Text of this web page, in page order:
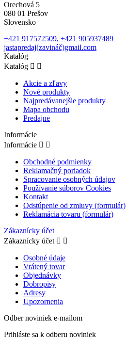
Orechová 5
080 01 Prešov
Slovensko
+421 917572509, +421 905937489
jastapredaj(zavináč)gmail.com
Katalóg
Katalóg  
Akcie a zľavy
Nové produkty
Najpredávanejšie produkty
Mapa obchodu
Predajne
Informácie
Informácie  
Obchodné podmienky
Reklamačný poriadok
Spracovanie osobných údajov
Používanie súborov Cookies
Kontakt
Odstúpenie od zmluvy (formulár)
Reklamácia tovaru (formulár)
Zákaznícky účet
Zákaznícky účet  
Osobné údaje
Vrátený tovar
Objednávky
Dobropisy
Adresy
Upozornenia
Odber noviniek e-mailom
Prihláste sa k odberu noviniek